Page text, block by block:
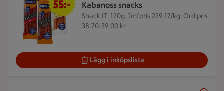
Kabanoss snacks
Snack IT. 120g. Jmfpris 229:17/kg. Ord.pris
38:70-39:00 kr.
55:-
Lägg i inköpslista